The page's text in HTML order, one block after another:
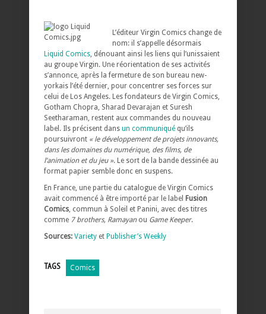
L’éditeur Virgin Comics change de
nom: il s’appelle désormais
Liquid Comics , dénouant ainsi les liens qui l’unissaient
au groupe Virgin. Une réorientation de ses activités
s’annonce, après la fermeture de son bureau new-
yorkais l’été dernier, pour concentrer ses forces sur
celui de Los Angeles. Les fondateurs de Virgin Comics,
Gotham Chopra, Sharad Devarajan et Suresh
Seetharaman, restent aux commandes du nouveau
label. Ils précisent dans un communiqué qu’ils
poursuivront « le développement de projets innovants,
dans les domaines du numérique, des films, de
l’animation et du jeu ». Le sort de la bande dessinée au
format papier semble donc en suspens.
En France, une partie du catalogue de Virgin Comics
avait commencé à être importé par le label Fusion
Comics , commun à Soleil et Panini, avec des titres
comme 7 brothers, Ramayanou Game Keeper.
Sources: Variety et Publisher’s Weekly
TAGS Comics